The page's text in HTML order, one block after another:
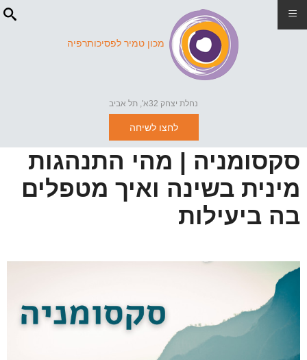
מכון טמיר לפסיכותרפיה
נחלת יצחק 32א', תל אביב
לחצו לשיחה
סקסומניה | מהי התנהגות
מינית בשינה ואיך מטפלים
בה ביעילות
≡